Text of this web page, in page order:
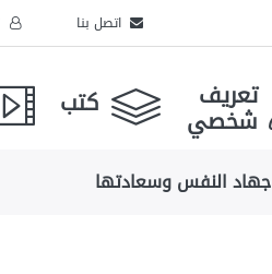
اتصل بنا
تعريف
شخصي كتب
جهاد النفس وسعادتها